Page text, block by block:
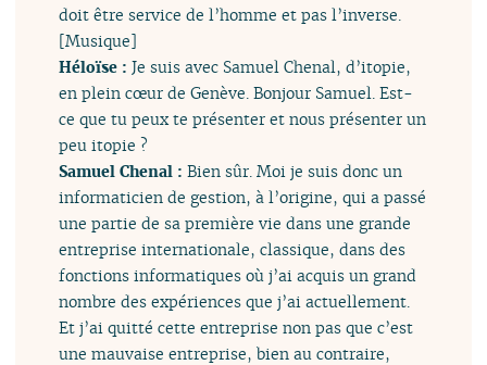
doit être service de l’homme et pas l’inverse.
[Musique]
Héloïse :Je suis avec Samuel Chenal, d’itopie,
en plein cœur de Genève. Bonjour Samuel. Est-
ce que tu peux te présenter et nous présenter un
peu itopie ?
Samuel Chenal :Bien sûr. Moi je suis donc un
informaticien de gestion, à l’origine, qui a passé
une partie de sa première vie dans une grande
entreprise internationale, classique, dans des
fonctions informatiques où j’ai acquis un grand
nombre des expériences que j’ai actuellement.
Et j’ai quitté cette entreprise non pas que c’est
une mauvaise entreprise, bien au contraire,